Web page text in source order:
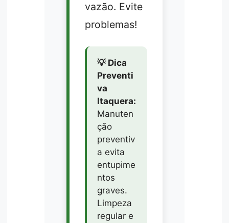
vazão. Evite
problemas!
💡 Dica
Preventi
va
Itaquera:
Manuten
ção
preventiv
a evita
entupime
ntos
graves.
Limpeza
regular e